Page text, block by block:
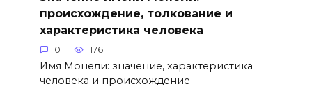
происхождение, толкование и
характеристика человека
0 176
Имя Монели: значение, характеристика
человека и происхождение